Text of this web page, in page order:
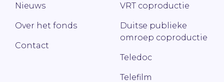
Nieuws
Over het fonds
Contact
VRT coproductie
Duitse publieke
omroep coproductie
Teledoc
Telefilm